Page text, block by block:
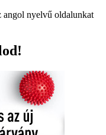
angol nyelvű oldalunkat